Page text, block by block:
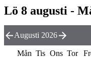
Lö 8 augusti -
Augusti 2026
Mån Tis Ons Tor